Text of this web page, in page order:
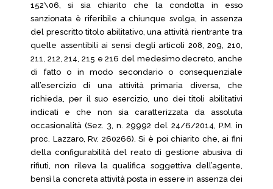
152\06, si sia chiarito che la condotta in esso
sanzionata è riferibile a chiunque svolga, in assenza
del prescritto titolo abilitativo, una attività rientrante tra
quelle assentibili ai sensi degli articoli 208, 209, 210,
211, 212, 214, 215 e 216 del medesimo decreto, anche
di fatto o in modo secondario o consequenziale
all’esercizio di una attività primaria diversa, che
richieda, per il suo esercizio, uno dei titoli abilitativi
indicati e che non sia caratterizzata da assoluta
occasionalità (Sez. 3, n. 29992 del 24/6/2014, P.M. in
proc. Lazzaro, Rv. 260266). Si è poi chiarito che, ai fini
della configurabilità del reato di gestione abusiva di
rifiuti, non rileva la qualifica soggettiva dell’agente,
bensì la concreta attività posta in essere in assenza dei